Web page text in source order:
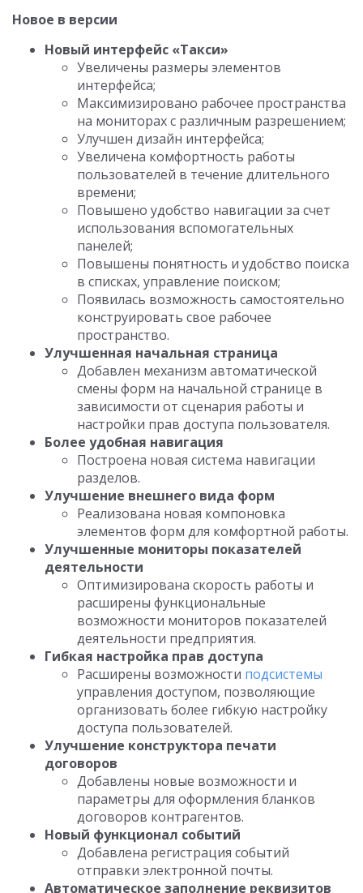
Новое в версии
Новый интерфейс «Такси»
Увеличены размеры элементов
интерфейса;
Максимизировано рабочее пространства
на мониторах с различным разрешением;
Улучшен дизайн интерфейса;
Увеличена комфортность работы
пользователей в течение длительного
времени;
Повышено удобство навигации за счет
использования вспомогательных
панелей;
Повышены понятность и удобство поиска
в списках, управление поиском;
Появилась возможность самостоятельно
конструировать свое рабочее
пространство.
Улучшенная начальная страница
Добавлен механизм автоматической
смены форм на начальной странице в
зависимости от сценария работы и
настройки прав доступа пользователя.
Более удобная навигация
Построена новая система навигации
разделов.
Улучшение внешнего вида форм
Реализована новая компоновка
элементов форм для комфортной работы.
Улучшенные мониторы показателей
деятельности
Оптимизирована скорость работы и
расширены функциональные
возможности мониторов показателей
деятельности предприятия.
Гибкая настройка прав доступа
Расширены возможности подсистемы
управления доступом, позволяющие
организовать более гибкую настройку
доступа пользователей.
Улучшение конструктора печати
договоров
Добавлены новые возможности и
параметры для оформления бланков
договоров контрагентов.
Новый функционал событий
Добавлена регистрация событий
отправки электронной почты.
Автоматическое заполнение реквизитов